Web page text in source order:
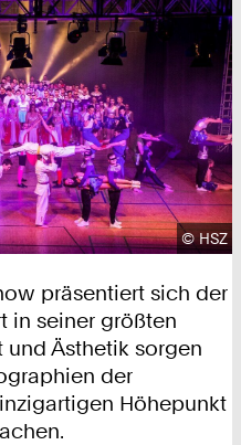
©HSZ
präsentiert sich der
in seiner größten
Ästhetik sorgen
der
Höhepunkt